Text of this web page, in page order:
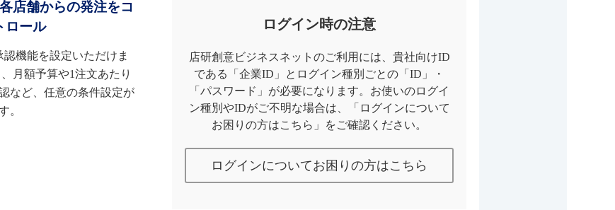
店舗からの発注をコ
ロール
機能を設定いただけま
月額予算や1注文あたり
など、任意の条件設定が
。
ログイン時の注意
店研創意ビジネスネットのご利用には、貴社向けID
である「企業ID」とログイン種別ごとの「ID」・
「パスワード」が必要になります。お使いのログイ
ン種別やIDがご不明な場合は、「ログインについて
お困りの方はこちら」をご確認ください。
ログインについてお困りの方はこちら